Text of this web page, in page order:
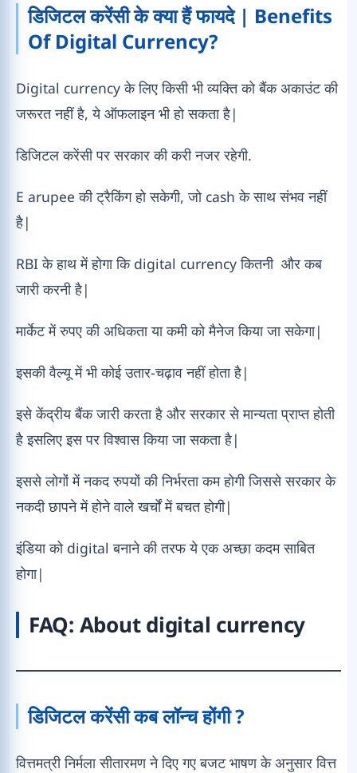
डिजिटल करेंसी के क्या हैं फायदे | Benefits
Of Digital Currency?
Digital currency के लिए किसी भी व्यक्ति को बैंक अकाउंट की
जरूरत नहीं है, ये ऑफलाइन भी हो सकता है|
डिजिटल करेंसी पर सरकार की करी नजर रहेगी.
E arupee की ट्रैकिंग हो सकेगी, जो cash के साथ संभव नहीं
है|
RBI के हाथ में होगा कि digital currency कितनी और कब
जारी करनी है|
मार्केट में रुपए की अधिकता या कमी को मैनेज किया जा सकेगा|
इसकी वैल्यू में भी कोई उतार-चढ़ाव नहीं होता है|
इसे केंद्रीय बैंक जारी करता है और सरकार से मान्यता प्राप्त होती
है इसलिए इस पर विश्वास किया जा सकता है|
इससे लोगों में नकद रुपयों की निर्भरता कम होगी जिससे सरकार के
नकदी छापने में होने वाले खर्चों में बचत होगी|
इंडिया को digital बनाने की तरफ ये एक अच्छा कदम साबित
होगा|
FAQ: About digital currency
डिजिटल करेंसी कब लॉन्च होंगी ?
वित्तमत्री निर्मला सीतारमण ने दिए गए बजट भाषण के अनुसार वित्त